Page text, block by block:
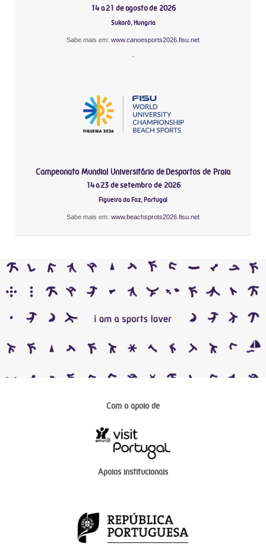
14 a 21 de agosto de 2026
Sukoró, Hungria
Sabe mais em: www.canoesports2026.fisu.net
-
Campeonato Mundial Universitário de Desportos de Praia
14 a 23 de setembro de 2026
Figueira da Foz, Portugal
Sabe mais em: www.beachsprots2026.fisu.net
Com o apoio de
Apoios institucionais